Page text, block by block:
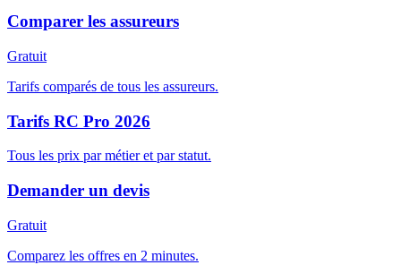
Comparer les assureurs
Gratuit
Tarifs comparés de tous les assureurs.
Tarifs RC Pro 2026
Tous les prix par métier et par statut.
Demander un devis
Gratuit
Comparez les offres en 2 minutes.